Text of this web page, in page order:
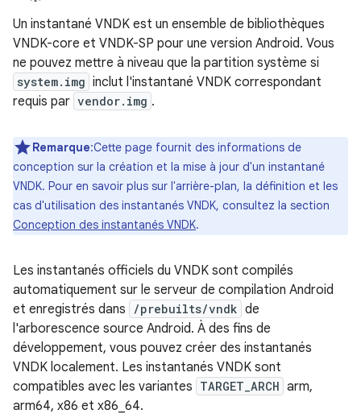
Un instantané VNDK est un ensemble de bibliothèques
VNDK-core et VNDK-SP pour une version Android. Vous
ne pouvez mettre à niveau que la partition système si
system.img inclut l'instantané VNDK correspondant
requis par vendor.img .
Remarque:Cette page fournit des informations de
conception sur la création et la mise à jour d'un instantané
VNDK. Pour en savoir plus sur l'arrière-plan, la définition et les
cas d'utilisation des instantanés VNDK, consultez la section
Conception des instantanés VNDK.
Les instantanés officiels du VNDK sont compilés
automatiquement sur le serveur de compilation Android
et enregistrés dans
/prebuilts/vndk de
l'arborescence source Android. À des fins de
développement, vous pouvez créer des instantanés
VNDK localement. Les instantanés VNDK sont
compatibles avec les variantes TARGET_ARCH arm,
arm64, x86 et x86_64.